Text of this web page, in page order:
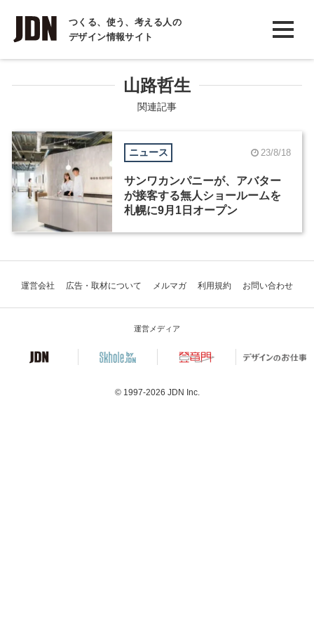
つくる、使う、考える人の
デザイン情報サイト
INTERVIEW
インタビュー
COLUMN
コラム
山路哲生
関連記事
ニュース 23/8/18
サンワカンパニーが、アバター
が接客する無人ショールームを
札幌に9月1日オープン
運営会社 広告・取材について メルマガ 利用規約 お問い合わせ
運営メディア
© 1997-2026 JDN Inc.